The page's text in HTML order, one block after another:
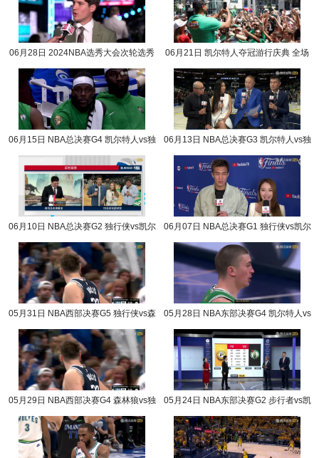
06月28日 2024NBA选秀大会次轮选秀
06月21日 凯尔特人夺冠游行庆典 全场
06月15日 NBA总决赛G4 凯尔特人vs独
06月13日 NBA总决赛G3 凯尔特人vs独
06月10日 NBA总决赛G2 独行侠vs凯尔
06月07日 NBA总决赛G1 独行侠vs凯尔
05月31日 NBA西部决赛G5 独行侠vs森
05月28日 NBA东部决赛G4 凯尔特人vs
05月29日 NBA西部决赛G4 森林狼vs独
05月24日 NBA东部决赛G2 步行者vs凯